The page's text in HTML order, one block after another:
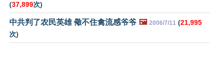
(37,899次)
中共判了农民英雄 儆不住禽流感爷爷 🖼️ 2006/7/11 (21,995
次)